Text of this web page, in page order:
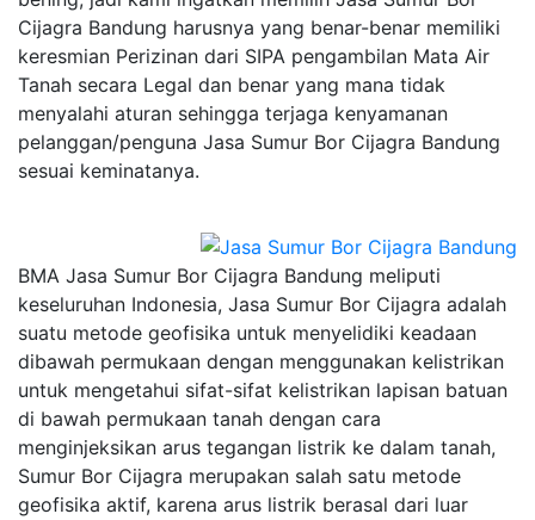
Cijagra Bandung harusnya yang benar-benar memiliki
keresmian Perizinan dari SIPA pengambilan Mata Air
Tanah secara Legal dan benar yang mana tidak
menyalahi aturan sehingga terjaga kenyamanan
pelanggan/penguna Jasa Sumur Bor Cijagra Bandung
sesuai keminatanya.
BMA Jasa Sumur Bor Cijagra Bandung meliputi
keseluruhan Indonesia, Jasa Sumur Bor Cijagra adalah
suatu metode geofisika untuk menyelidiki keadaan
dibawah permukaan dengan menggunakan kelistrikan
untuk mengetahui sifat-sifat kelistrikan lapisan batuan
di bawah permukaan tanah dengan cara
menginjeksikan arus tegangan listrik ke dalam tanah,
Sumur Bor Cijagra merupakan salah satu metode
geofisika aktif, karena arus listrik berasal dari luar